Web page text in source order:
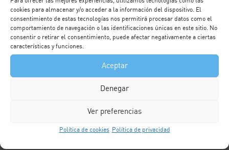
cookies para almacenar y/o acceder a la información del dispositivo. El
consentimiento de estas tecnologías nos permitirá procesar datos como el
comportamiento de navegación o las identificaciones únicas en este sitio. No
consentir o retirar el consentimiento, puede afectar negativamente a ciertas
características y funciones.
Aceptar
Denegar
Ver preferencias
Política de cookies Política de privacidad